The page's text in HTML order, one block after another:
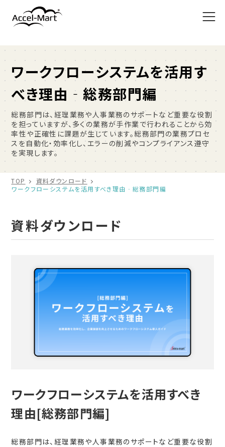
ワークフローシステムを活用す
べき理由‐総務部門編
総務部門は、経理業務や人事業務のサポートなど重要な役割
を担っていますが、多くの業務が手作業で行われることから効
率性や正確性に課題が生じています。総務部門の業務プロセ
スを自動化・効率化し、エラーの削減やコンプライアンス遵守
を実現します。
TOP
資料ダウンロード
ワークフローシステムを活用すべき理由‐総務部門編
資料ダウンロード
ワークフローシステムを活用すべき
理由[総務部門編]
総務部門は、経理業務や人事業務のサポートなど重要な役割